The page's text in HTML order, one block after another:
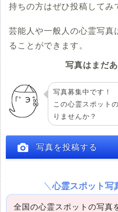
pb=******" width="600"
コメント
持ちの方はぜひ投稿してみ
芸能人や一般人の心霊写真
ることができます。
写真はまだ
写真募集中です！
この心霊スポット
りませんか？
写真を投稿する
心霊スポット写
全国の心霊スポットの写真